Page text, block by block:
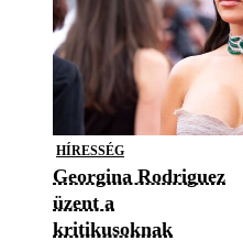
HÍRESSÉG
Georgina Rodriguez
üzent a
kritikusoknak